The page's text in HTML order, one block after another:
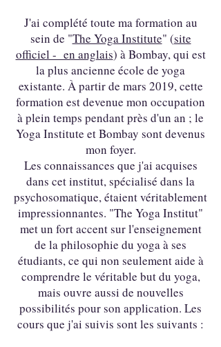
J'ai complété toute ma formation au
sein de "The Yoga Institute" (site
officiel - en anglais) à Bombay, qui est
la plus ancienne école de yoga
existante. À partir de mars 2019, cette
formation est devenue mon occupation
à plein temps pendant près d'un an ; le
Yoga Institute et Bombay sont devenus
mon foyer.
Les connaissances que j'ai acquises
dans cet institut, spécialisé dans la
psychosomatique, étaient véritablement
impressionnantes. "The Yoga Institut"
met un fort accent sur l'enseignement
de la philosophie du yoga à ses
étudiants, ce qui non seulement aide à
comprendre le véritable but du yoga,
mais ouvre aussi de nouvelles
possibilités pour son application. Les
cours que j'ai suivis sont les suivants :